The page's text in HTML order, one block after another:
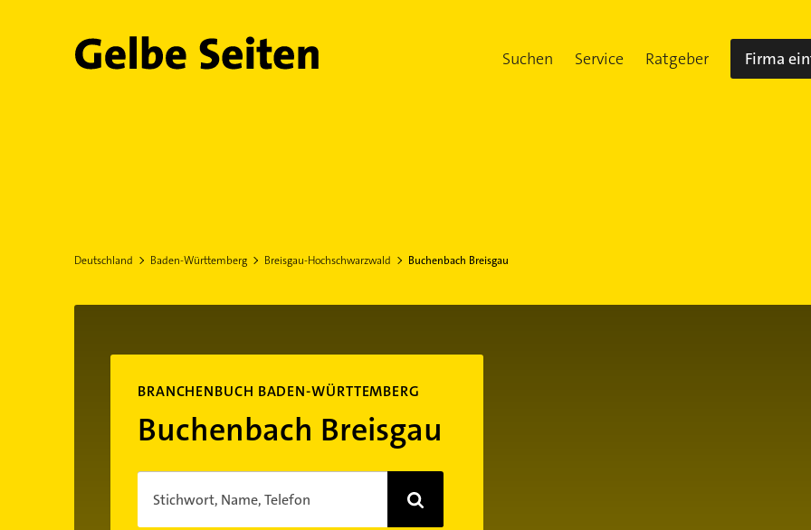
Gelbe Seiten Suchen Service Ratgeber Firma
Deutschland Baden-Württemberg Breisgau-Hochschwarzwald Buchenbach Breisgau
BRANCHENBUCH BADEN-WÜRTTEMBERG
Buchenbach Breisgau
Stichwort, Name, Telefon